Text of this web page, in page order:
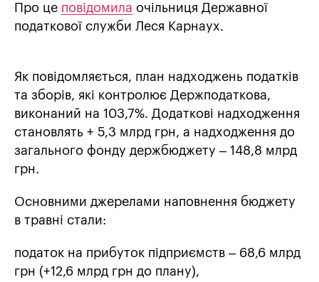
Про це повідомила очільниця Державної
податкової служби Леся Карнаух.
Як повідомляється, план надходжень податків
та зборів, які контролює Держподаткова,
виконаний на 103,7%. Додаткові надходження
становлять + 5,3 млрд грн, а надходження до
загального фонду держбюджету – 148,8 млрд
грн.
Основними джерелами наповнення бюджету
в травні стали:
податок на прибуток підприємств – 68,6 млрд
грн (+12,6 млрд грн до плану),